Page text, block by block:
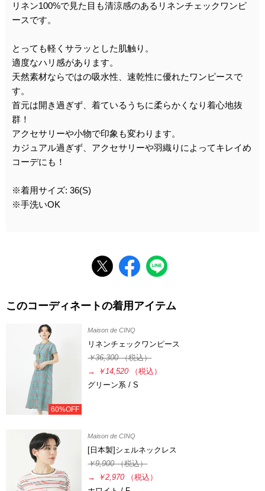
リネン100%で見た目も清涼感のあるリネンチェックワンピ
ースです。
とっても軽くサラッとした肌触り。
適度なハリ感があります。
天然素材ならではの吸水性、速乾性に優れたワンピースで
す。
首元は開き過ぎず、着ているうちに柔らかくなり着心地抜
群！
アクセサリーや小物で印象も変わります。
カジュアル過ぎず、アクセサリーや羽織りによってキレイめ
コーデにも！
※着用サイズ: 36(S)
※手洗いOK
このコーディネートの着用アイテム
60%OFF
Maison de CINQ
リネンチェックワンピース
￥36,300（税込）
→
￥14,520
（税込）
グリーン系 / S
Maison de CINQ
[日本製]シェルネックレス
￥9,900（税込）
→
￥2,970
（税込）